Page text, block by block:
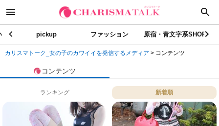
pickup ファッション 原宿・青文字系SHOP
カリスマトーク_女の子のカワイイを発信するメディア > コンテンツ
コンテンツ
ランキング 新着順